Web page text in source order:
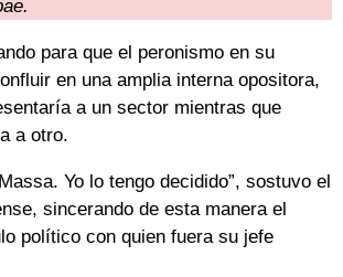
para que el peronismo en su
en una amplia interna opositora,
a un sector mientras que
a otro.
Yo lo tengo decidido”, sostuvo el
sincerando de esta manera el
político con quien fuera su jefe